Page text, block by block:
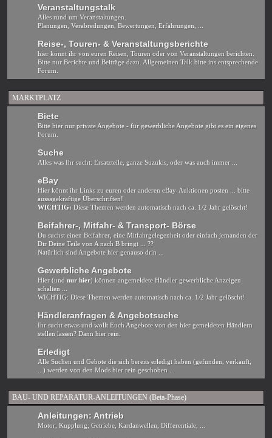
Veranstaltungstalk
Alles rund um Veranstaltungen.
Planungen, Verabredungen, Bewertungen, Erfahrungen, ...
Reise-, Touren- & Veranstaltungsberichte
hier könnt ihr von euren Reisen, Touren oder von Veranstaltungen berichten.
Bitte nur Berichte und Beiträge dazu. Allgemeinen Talk bitte ins entsprechende
Forum.
MARKTPLATZ
Biete
Bitte hier nur private Angebote - für gewerbliche Angebote gibt es ein eigenes
Forum.
Suche
Alles was Ihr sucht: Ersatzteile, ganze Suzukis, oder was auch immer ...
eBay
Hier könnt ihr Links zu euren oder anderen eBay-Auktionen posten ... bitte
aussagekräftige Überschriften!
WICHTIG: Diese Themen werden automatisch nach ca. 1/2 Jahr gelöscht!
Beifahrer-, Mitfahr- & Transport- Börse
Du suchst einen Beifahrer, eine Mitfahrgelegenheit oder einfach jemanden der
Dir Deine Teile von A nach B bringt ... ??
Natürlich sind Angebote hier genauso drin ...
Gewerbliche Angebote
Hier (und nur hier) können angemeldete Händler gewerbliche Anzeigen
schalten ...
WICHTIG: Diese Themen werden automatisch nach ca. 1/2 Jahr gelöscht!
Händleranfragen & Angebotsuche
Ihr sucht etwas und wollt Euch Angebote von den hier gemeldeten Händlern
stellen lassen? Dann hier rein.
Erledigt
Alle Suchen und Gebote die sich bereits erledigt haben (gefunden, verkauft,
...) werden von den Mods hier rein geschoben ...
BAU- UND REPARATUR-ANLEITUNGEN (Beta-Phase)
Anleitungen: Antrieb
Motor, Kupplung, Getriebe, Kardanwellen, Differentiale, ...